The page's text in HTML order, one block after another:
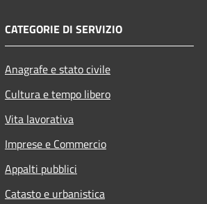
CATEGORIE DI SERVIZIO
Anagrafe e stato civile
Cultura e tempo libero
Vita lavorativa
Imprese e Commercio
Appalti pubblici
Catasto e urbanistica